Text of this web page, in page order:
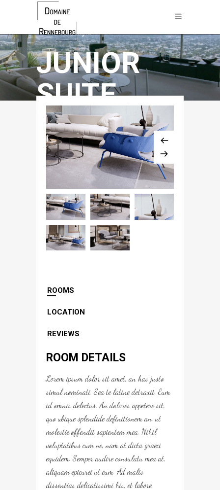
$768 / night
JUNIOR
SUITE
ROOMS
LOCATION
REVIEWS
ROOM DETAILS
Lorem ipsum dolor sit amet, an has justo
simul nominati. Sea te latine detraxit. Eum
id omnis delectus. An dolores appetere sit,
quo ubique splendide definitionem an, ut
molestie offendit sapientem mea. Nihil
voluptatibus cum ne, nam at dicta graeci
equidem. Semper audire consulatu mea at,
aliquam epicurei ut eum. Ad malis
dissentias delicatissimi his, et labore